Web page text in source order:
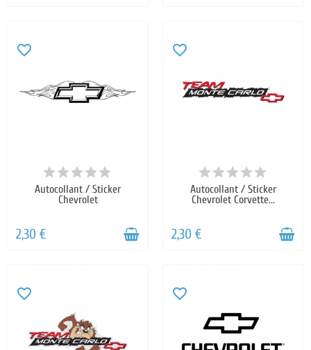
favorite_border
Autocollant / Sticker
Chevrolet
2,30 €
favorite_border
Autocollant / Sticker
Chevrolet Corvette...
2,30 €
favorite_border favorite_border